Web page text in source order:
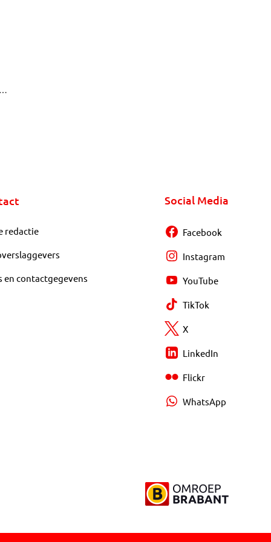
redactie
en contactgegevens
Social Media
Facebook
Instagram
YouTube
TikTok
X
LinkedIn
Flickr
WhatsApp